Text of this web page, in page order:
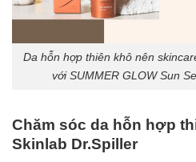
Da hỗn hợp thiên khô nên
với SUMMER GLOW Sun
Chăm sóc da hỗn hợp
Skinlab Dr.Spiller